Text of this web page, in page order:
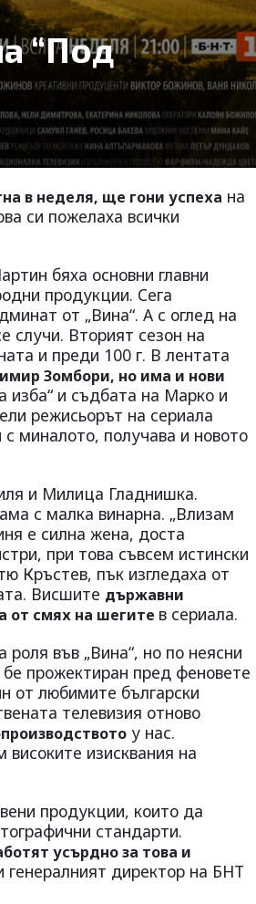
“Под
в неделя, ще гони успеха на
си пожелаха всички
бяха основни главни
продукции. Сега
от „Вина“. А с оглед на
случи. Вторият сезон на
и преди 100 г. В лентата
Зомбори, но има и нови
изба“ и съдбата на Марко и
режисьорът на сериала
миналото, получава и новото
и Милица Гладнишка.
с малка винарна. „Влизам
е силна жена, доста
при това съвсем истински
Кръстев, пък изгледаха от
Висшите държавни
от смях на шегите в сериала.
роля във „Вина“, но по неясни
прожектиран пред феновете
от любимите български
телевизия отново
у нас.
изисквания на
продукции, които да
стандарти.
усърдно за това и
генералният директор на БНТ